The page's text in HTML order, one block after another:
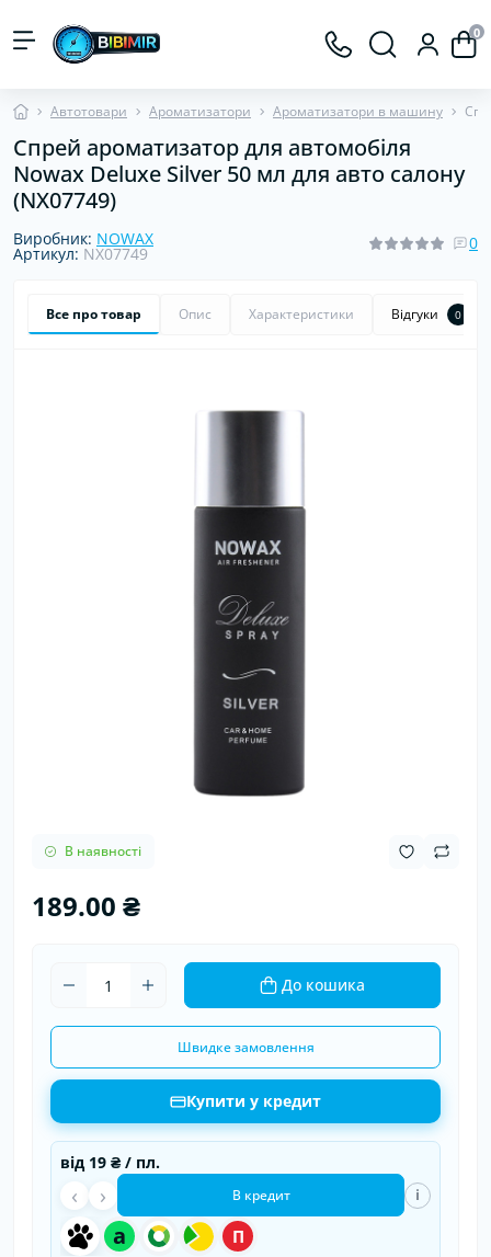
0
Автотовари Ароматизатори Ароматизатори в машину
Спрей ароматизатор для автомобіля
Nowax Deluxe Silver 50 мл для авто салону
(NX07749)
Виробник: NOWAX
Артикул: NX07749
0
Все про товар Опис Характеристики Відгуки 0
В наявності
189.00 ₴
До кошика
Швидке замовлення
Купити у кредит
від 19 ₴ / пл.
‹
a
П
› В кредит i